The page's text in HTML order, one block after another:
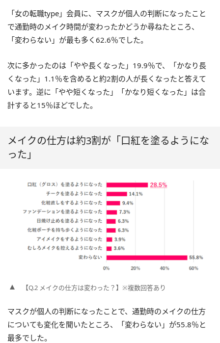
「女の転職type」会員に、マスクが個人の判断になったこと
で通勤時のメイク時間が変わったかどうか尋ねたところ、
「変わらない」が最も多く62.6％でした。
次に多かったのは「やや長くなった」19.9％で、「かなり長
くなった」1.1％を含めると約2割の人が長くなったと答えて
います。逆に「やや短くなった」「かなり短くなった」は合
計すると15％ほどでした。
メイクの仕方は約3割が「口紅を塗るようにな
った」
【Q.2 メイクの仕方は変わった？】※複数回答あり
マスクが個人の判断になったことで、通勤時のメイクの仕方
についても変化を聞いたところ、「変わらない」が55.8％と
最多でした。